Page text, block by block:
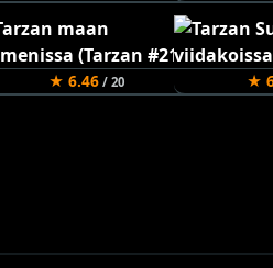
★ 6.46/ 20 ★